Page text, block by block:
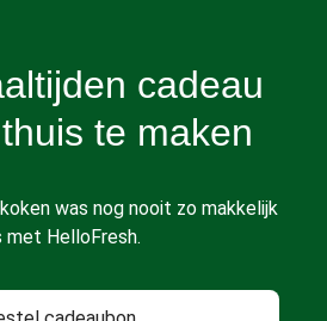
cadeau
te maken
was nog nooit zo makkelijk
met HelloFresh.